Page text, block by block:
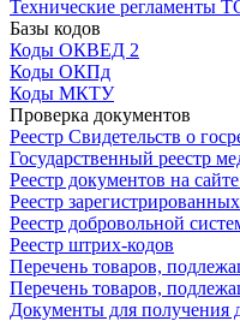
Технические регламенты
Базы кодов
Коды ОКВЕД 2
Коды ОКПд
Коды МКТУ
Проверка документов
Реестр Свидетельств о
Государственный реестр
Реестр документов на
Реестр
Реестр добровольной
Реестр штрих-кодов
Перечень товаров,
Перечень товаров,
Документы для получения